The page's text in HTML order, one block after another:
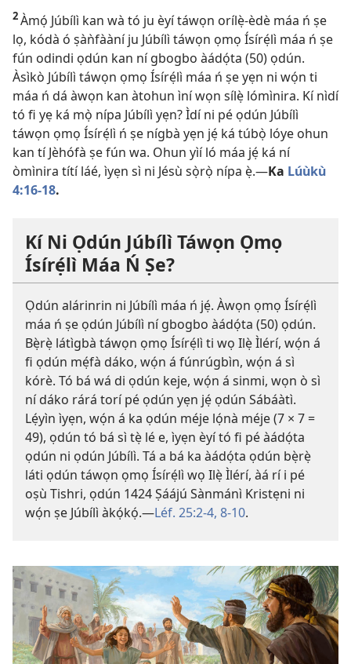
2Àmọ́ Júbílì kan wà tó ju èyí táwọn orílẹ̀-èdè máa ń ṣe
lọ, kódà ó ṣàǹfààní ju Júbílì táwọn ọmọ Ísírẹ́lì máa ń ṣe
fún odindi ọdún kan ní gbogbo àádọ́ta (50) ọdún.
Àsìkò Júbílì táwọn ọmọ Ísírẹ́lì máa ń ṣe yẹn ni wọ́n ti
máa ń dá àwọn kan àtohun ìní wọn sílẹ̀ lómìnira. Kí nìdí
tó fi yẹ ká mọ̀ nípa Júbílì yẹn? Ìdí ni pé ọdún Júbílì
táwọn ọmọ Ísírẹ́lì ń ṣe nígbà yẹn jẹ́ ká túbọ̀ lóye ohun
kan tí Jèhófà ṣe fún wa. Ohun yìí ló máa jẹ́ ká ní
òmìnira títí láé, ìyẹn sì ni Jésù sọ̀rọ̀ nípa ẹ̀.​—Ka Lúùkù
4:​16-18.
Kí Ni Ọdún Júbílì Táwọn Ọmọ
Ísírẹ́lì Máa Ń Ṣe?
Ọdún alárinrin ni Júbílì máa ń jẹ́. Àwọn ọmọ Ísírẹ́lì
máa ń ṣe ọdún Júbílì ní gbogbo àádọ́ta (50) ọdún.
Bẹ̀rẹ̀ látìgbà táwọn ọmọ Ísírẹ́lì ti wọ Ilẹ̀ Ìlérí, wọ́n á
fi ọdún mẹ́fà dáko, wọ́n á fúnrúgbìn, wọ́n á sì
kórè. Tó bá wá di ọdún keje, wọ́n á sinmi, wọn ò sì
ní dáko rárá torí pé ọdún yẹn jẹ́ ọdún Sábáàtì.
Lẹ́yìn ìyẹn, wọ́n á ka ọdún méje lọ́nà méje (7 × 7 =
49), ọdún tó bá sì tẹ̀ lé e, ìyẹn èyí tó fi pé àádọ́ta
ọdún ni ọdún Júbílì. Tá a bá ka àádọ́ta ọdún bẹ̀rẹ̀
láti ọdún táwọn ọmọ Ísírẹ́lì wọ Ilẹ̀ Ìlérí, àá rí i pé
oṣù Tishri, ọdún 1424 Ṣáájú Sànmánì Kristẹni ni
wọ́n ṣe Júbílì àkọ́kọ́.​—Léf. 25:​2-4, 8-10.